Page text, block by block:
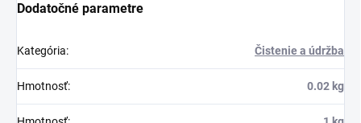
Dodatočné parametre
Kategória: Čistenie a údržba
Hmotnosť: 0.02 kg